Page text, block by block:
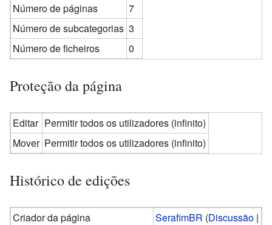
Número de páginas
7
Número de subcategorias 3
Número de ficheiros
0
Proteção da página
Editar Permitir todos os utilizadores (infinito)
Mover Permitir todos os utilizadores (infinito)
Histórico de edições
Criador da página SerafimBR (Discussão |